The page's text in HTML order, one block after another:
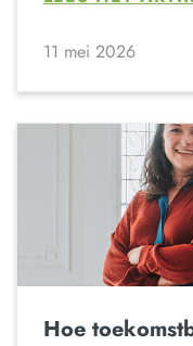
11 mei 2026
Hoe